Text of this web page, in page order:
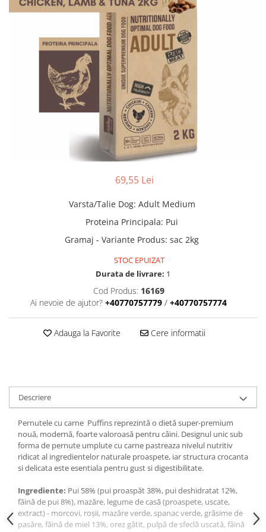
69,55 Lei
Varsta/Talie Dog: Adult Medium
Proteina Principala: Pui
Gramaj - Variante Produs: sac 2kg
STOC EPUIZAT
Durata de livrare: 1
Cod Produs: 16169
Ai nevoie de ajutor? +40770757779 / +40770757774
Adauga la Favorite Cere informatii
Descriere
Pernutele cu carne Puffins reprezintă o dietă super-premium
nouă, modernă, foarte valoroasă pentru câini. Designul unic sub
forma de pernute umplute cu carne pastreaza nivelul nutritiv
ridicat al ingredientelor naturale proaspete, iar structura crocanta
si delicata este esentiala pentru gust si digestibilitate.
Ingrediente: Pui 58% (pui proaspăt 38%, pui deshidratat 12%,
făină de pui 8%), mazăre, legume de casă (proaspete, uscate,
extract) - morcovi, roșii, mazăre verde, spanac verde, grăsime de
pasăre, făină de miel 13%, orez gătit, pulpă de sfeclă uscată, făină